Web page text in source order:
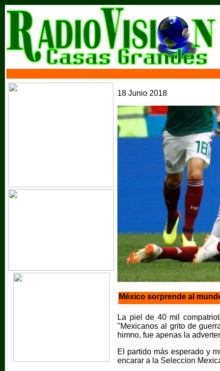
18 Junio 2018
México sorprende al
La piel de 40 mil
"Mexicanos al grito de
himno, fue apenas la
El partido más esperado y
encarar a la Seleccion